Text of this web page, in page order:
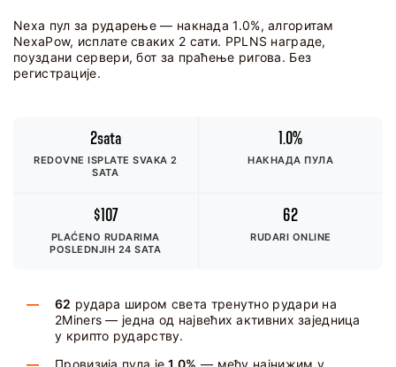
Nexa пул за рударење — накнада 1.0%, алгоритам
NexaPow, исплате сваких 2 сати. PPLNS награде,
поуздани сервери, бот за праћење ригова. Без
регистрације.
2sata
REDOVNE ISPLATE SVAKA 2
SATA
1.0%
НАКНАДА ПУЛА
$107
PLAĆENO RUDARIMA
POSLEDNJIH 24 SATA
62
RUDARI ONLINE
62 рудара широм света тренутно рудари на
2Miners — једна од највећих активних заједница
у крипто рударству.
Провизија пула је1.0% — међу најнижим у